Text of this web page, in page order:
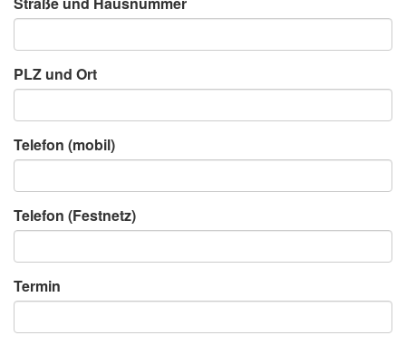
PLZ und Ort
Telefon (mobil)
Telefon (Festnetz)
Termin